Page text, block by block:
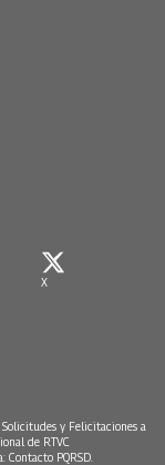
X
Solicitudes y Felicitaciones a
de RTVC
Contacto PQRSD.